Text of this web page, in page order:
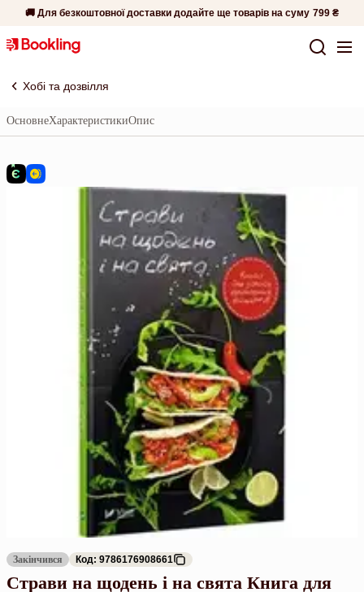
🚚 Для безкоштовної доставки додайте ще товарів на суму 799 ₴
Хобі та дозвілля
ОсновнеХарактеристикиОпис
Закінчився Код: 9786176908661
Страви на щодень і на свята Книга для